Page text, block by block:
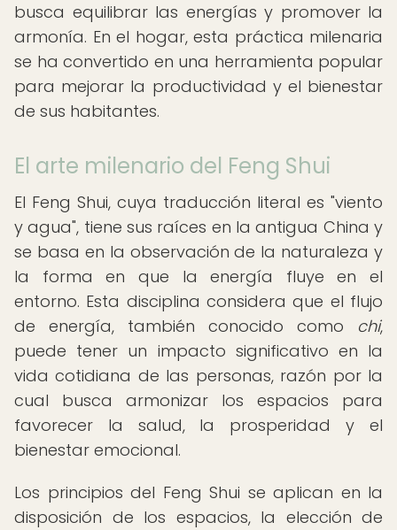
busca equilibrar las energías y promover la
armonía. En el hogar, esta práctica milenaria
se ha convertido en una herramienta popular
para mejorar la productividad y el bienestar
de sus habitantes.
El arte milenario del Feng Shui
El Feng Shui, cuya traducción literal es "viento
y agua", tiene sus raíces en la antigua China y
se basa en la observación de la naturaleza y
la forma en que la energía fluye en el
entorno. Esta disciplina considera que el flujo
de energía, también conocido como chi,
puede tener un impacto significativo en la
vida cotidiana de las personas, razón por la
cual busca armonizar los espacios para
favorecer la salud, la prosperidad y el
bienestar emocional.
Los principios del Feng Shui se aplican en la
disposición de los espacios, la elección de